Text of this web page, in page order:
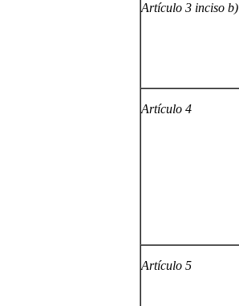
Artículo 3 inciso b)
Artículo 4
Artículo 5